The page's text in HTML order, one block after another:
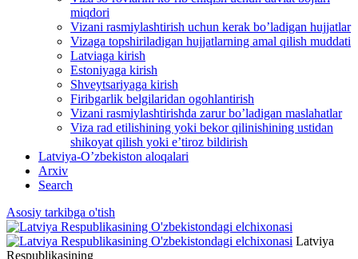
miqdori
Vizani rasmiylashtirish uchun kerak bo’ladigan hujjatlar
Vizaga topshiriladigan hujjatlarning amal qilish muddati
Latviaga kirish
Estoniyaga kirish
Shveytsariyaga kirish
Firibgarlik belgilaridan ogohlantirish
Vizani rasmiylashtirishda zarur bo’ladigan maslahatlar
Viza rad etilishining yoki bekor qilinishining ustidan
shikoyat qilish yoki e’tiroz bildirish
Latviya-O’zbekiston aloqalari
Arxiv
Search
Asosiy tarkibga o'tish
Latviya
Respublikasining